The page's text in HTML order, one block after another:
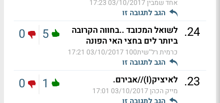
אחד שמבין03/10/2017 17:23
הגב לתגובה זו
24
. לשואל המכובד ..בחווה הקרובה
ביותר לים בחצי האי הפונה
כרמית רל"שית100 03/10/2017 17:21
הגב לתגובה זו
5
0
23
. לאיציק(I)//אבירם.
מייק הכהן03/10/2017 17:01
1
0